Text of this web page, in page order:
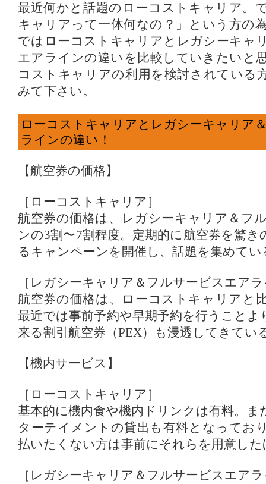
最近何かと話題のローコストキャリア。
キャリアって一体何なの？」という方の
ではローコストキャリアとレガシーキャ
エアラインの違いを比較していきたいと
コストキャリアの利用を検討されている
みて下さい。
ローコストキャリアとレガシーキャリア
ラインの違い！
【航空券の価格】
［ローコストキャリア］
航空券の価格は、レガシーキャリア＆フ
ンの3割〜7割程度。定期的に航空券を驚き
るキャンペーンを開催し、話題を集めてい
［レガシーキャリア＆フルサービスエア
航空券の価格は、ローコストキャリアと
最近では事前予約や早期予約を行うことよ
来る割引航空券（PEX）も浸透してきてい
【機内サービス】
［ローコストキャリア］
基本的に機内食や機内ドリンクは有料。ま
ターテイメントの貸出も有料となってお
払いたくない方は事前にそれらを用意し
［レガシーキャリア＆フルサービスエア